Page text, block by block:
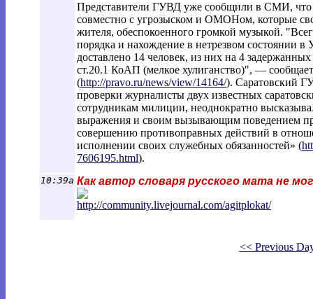
Представители ГУВД уже сообщили в СМИ, что
совместно с угрозыском и ОМОНом, которые
жителя, обеспокоенного громкой музыкой.
порядка и нахождение в нетрезвом состоянии
доставлено 14 человек, из них на 4
ст.20.1 КоАП (мелкое хулиганство)", —
(http://pravo.ru/news/view/14164/). Саратовский
проверки журналисты двух известных
сотрудникам милиции, неоднократно
выражения и своим вызывающим поведением
совершению противоправных действий в
исполнении своих служебных обязанностей» (
7606195.html).
10:39a Как автор словаря русского мата не
http://community.livejournal.com/agitplokat/
<< Previous